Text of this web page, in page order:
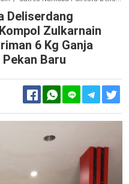
Deliserdang
Zulkarnain
6 Kg Ganja
Baru